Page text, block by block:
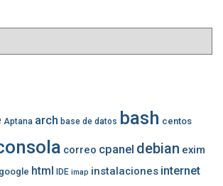
Aptana arch base de datos bash centos
correo cpanel debian exim
google html IDE imap instalaciones internet